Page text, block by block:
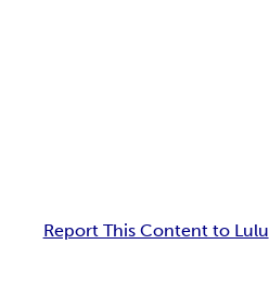
Report This Content to Lulu